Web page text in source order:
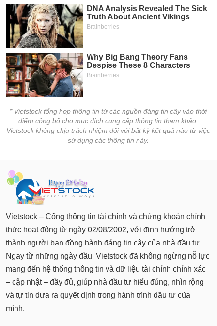
* Vietstock tổng hợp thông tin từ các nguồn đáng tin cậy vào thời
điểm công bố cho mục đích cung cấp thông tin tham khảo.
Vietstock không chịu trách nhiệm đối với bất kỳ kết quả nào từ việc
sử dụng các thông tin này.
Vietstock – Cổng thông tin tài chính và chứng khoán chính
thức hoạt động từ ngày 02/08/2002, với định hướng trở
thành người bạn đồng hành đáng tin cậy của nhà đầu tư.
Ngay từ những ngày đầu, Vietstock đã không ngừng nỗ lực
mang đến hệ thống thông tin và dữ liệu tài chính chính xác
– cập nhật – đầy đủ, giúp nhà đầu tư hiểu đúng, nhìn rộng
và tự tin đưa ra quyết định trong hành trình đầu tư của
mình.